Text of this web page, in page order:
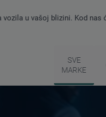
vozila u vašoj blizini. Kod
SVE
MARKE